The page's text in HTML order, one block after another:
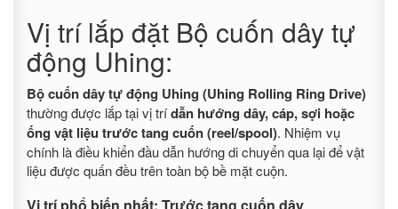
Vị trí lắp đặt Bộ cuốn dây tự
động Uhing:
Bộ cuốn dây tự động Uhing (Uhing Rolling Ring Drive)
thường được lắp tại vị trídẫn hướng dây, cáp, sợi hoặc
ống vật liệu trước tang cuốn (reel/spool). Nhiệm vụ
chính là điều khiển đầu dẫn hướng di chuyển qua lại để vật
liệu được quấn đều trên toàn bộ bề mặt cuộn.